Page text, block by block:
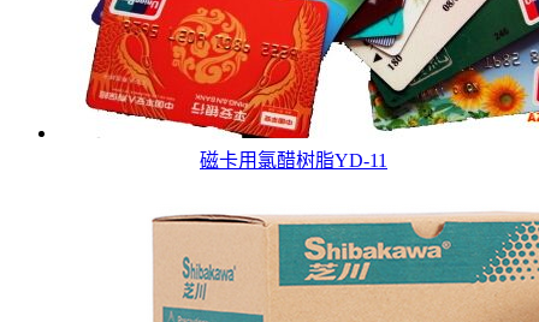
磁卡用氯醋树脂YD-11